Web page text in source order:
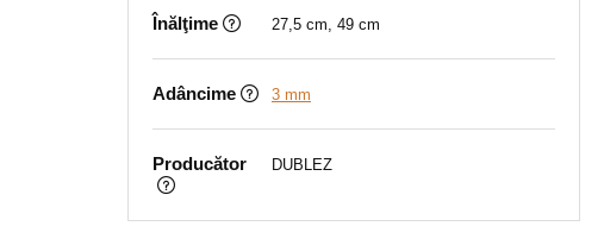
Înălţime 27,5 cm, 49 cm
Adâncime 3 mm
Producător DUBLEZ